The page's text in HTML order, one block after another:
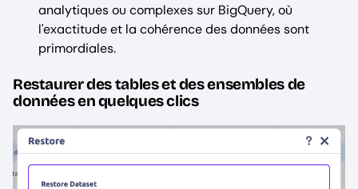
analytiques ou complexes sur BigQuery, où
l'exactitude et la cohérence des données sont
primordiales.
Restaurer des tables et des ensembles de
données en quelques clics